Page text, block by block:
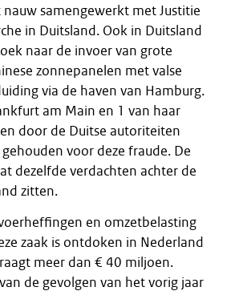
samengewerkt met Justitie
in Duitsland. Ook in Duitsland
naar de invoer van grote
zonnepanelen met valse
via de haven van Hamburg.
am Main en 1 van haar
door de Duitse autoriteiten
voor deze fraude. De
dezelfde verdachten achter de
zitten.
en omzetbelasting
zaak is ontdoken in Nederland
meer dan € 40 miljoen.
de gevolgen van het vorig jaar